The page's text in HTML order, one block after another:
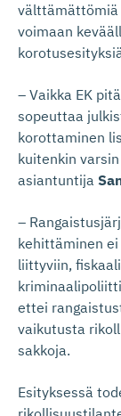
välttämättömiä
voimaan
– Vaikka EK
sopeuttaa
korottaminen
kuitenkin
asiantuntija
–
kehittäminen
liittyviin,
ettei
vaikutusta
sakkoja.
Esityksessä